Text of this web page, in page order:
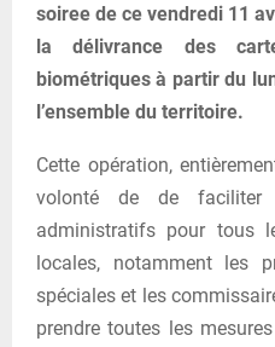
soiree de ce vendredi 11
la délivrance des
biométriques à partir du
l’ensemble du territoire.
Cette opération,
volonté de de faciliter
administratifs pour tous
locales, notamment les
spéciales et les
prendre toutes les